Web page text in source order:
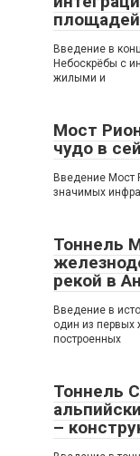
Введение в
Небоскрёбы с
жилыми и
Мост
чудо в
Введение Мост
значимых
Тоннель
рекой в
Введение в
один из первых
построенных
Тоннель
–